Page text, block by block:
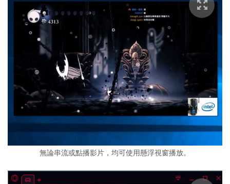
無論串流或點播影片，均可使用懸浮視窗播放。